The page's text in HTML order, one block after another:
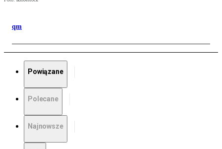
qm
Powiązane
Polecane
Najnowsze